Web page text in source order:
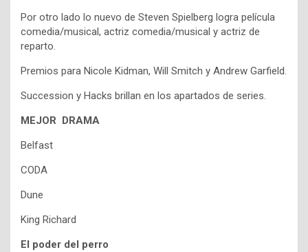
Por otro lado lo nuevo de Steven Spielberg logra película
comedia/musical, actriz comedia/musical y actriz de
reparto.
Premios para Nicole Kidman, Will Smitch y Andrew Garfield.
Succession y Hacks brillan en los apartados de series.
MEJOR DRAMA
Belfast
CODA
Dune
King Richard
El poder del perro